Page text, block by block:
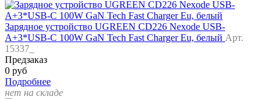
Зарядное устройство UGREEN CD226 Nexode USB-
A+3*USB-C 100W GaN Tech Fast Charger Eu, белый Арт.
15337_
Предзаказ
0 руб
Подробнее
нет на складе